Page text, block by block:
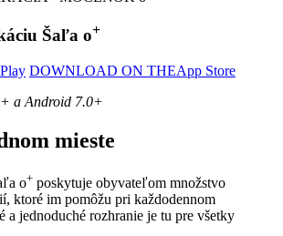
Šaľa o+
DOWNLOAD ON THEApp Store
a Android 7.0+
mieste
o+ poskytuje obyvateľom množstvo
ktoré im pomôžu pri každodennom
a jednoduché rozhranie je tu pre všetky